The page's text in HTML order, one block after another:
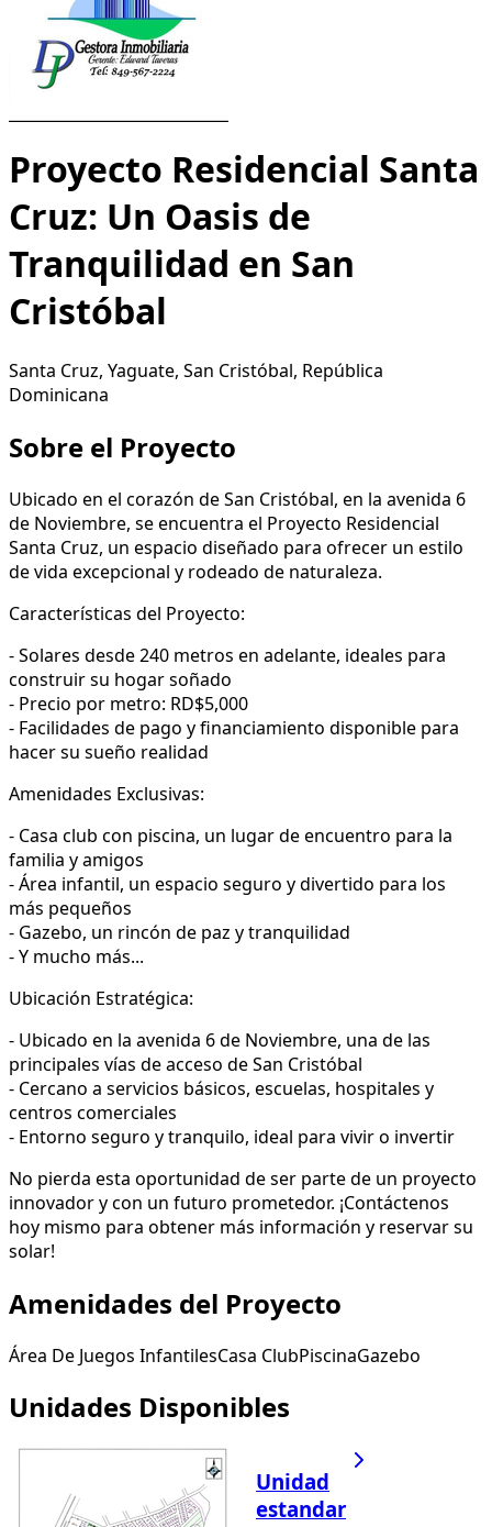
Proyecto Residencial Santa
Cruz: Un Oasis de
Tranquilidad en San
Cristóbal
Santa Cruz, Yaguate, San Cristóbal, República
Dominicana
Sobre el Proyecto
Ubicado en el corazón de San Cristóbal, en la avenida 6
de Noviembre, se encuentra el Proyecto Residencial
Santa Cruz, un espacio diseñado para ofrecer un estilo
de vida excepcional y rodeado de naturaleza.
Características del Proyecto:
- Solares desde 240 metros en adelante, ideales para
construir su hogar soñado
- Precio por metro: RD$5,000
- Facilidades de pago y financiamiento disponible para
hacer su sueño realidad
Amenidades Exclusivas:
- Casa club con piscina, un lugar de encuentro para la
familia y amigos
- Área infantil, un espacio seguro y divertido para los
más pequeños
- Gazebo, un rincón de paz y tranquilidad
- Y mucho más...
Ubicación Estratégica:
- Ubicado en la avenida 6 de Noviembre, una de las
principales vías de acceso de San Cristóbal
- Cercano a servicios básicos, escuelas, hospitales y
centros comerciales
- Entorno seguro y tranquilo, ideal para vivir o invertir
No pierda esta oportunidad de ser parte de un proyecto
innovador y con un futuro prometedor. ¡Contáctenos
hoy mismo para obtener más información y reservar su
solar!
Amenidades del Proyecto
Área De Juegos InfantilesCasa ClubPiscinaGazebo
Unidades Disponibles
Unidad
estandar